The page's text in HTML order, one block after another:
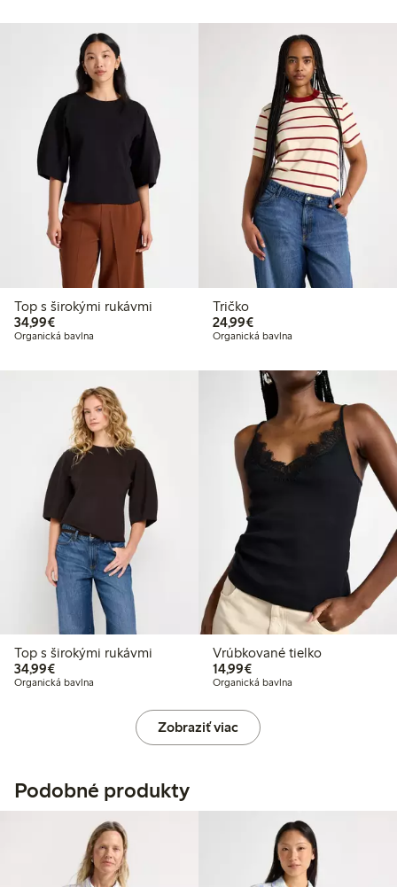
Top s širokými rukávmi
34,99€34,99 €
Organická bavlna
Tričko
24,99€24,99 €
Organická bavlna
Top s širokými rukávmi
34,99€34,99 €
Organická bavlna
Vrúbkované tielko
14,99€14,99 €
Organická bavlna
Zobraziť viac
Podobné produkty